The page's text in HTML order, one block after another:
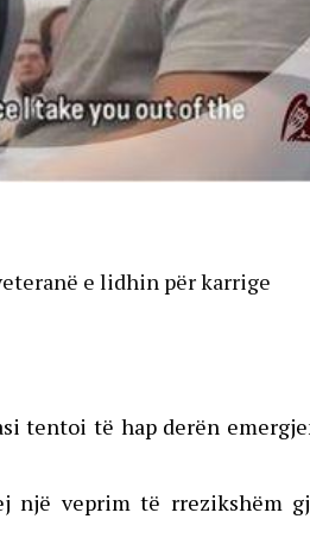
e lidhin për karrige
tentoi të hap derën
një veprim të rrezikshëm